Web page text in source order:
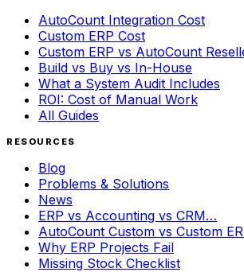
AutoCount Integration Cost
Custom ERP Cost
Custom ERP vs AutoCount
Build vs Buy vs In-House
What a System Audit Includes
ROI: Cost of Manual Work
All Guides
RESOURCES
Blog
Problems & Solutions
News
ERP vs Accounting vs CRM…
AutoCount Custom vs Custom
Why ERP Projects Fail
Missing Stock Checklist